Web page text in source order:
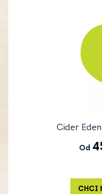
Cider
Od
CHCI